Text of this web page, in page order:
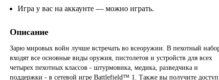
Игра у вас на аккаунте — можно играть.
Описание
Зарю мировых войн лучше встречать во всеоружии. В пехотный
входят все основные виды оружия, пистолетов и устройств для всех
четырех пехотных классов - штурмовика, медика, разведчика и
поддержки - в сетевой игре Battlefield™ 1. Также вы получите доступ